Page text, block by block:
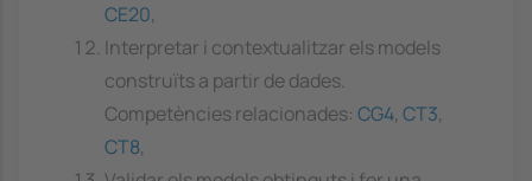
CE20,
Interpretar i contextualitzar els models
construïts a partir de dades.
Competències relacionades: CG4, CT3,
CT8,